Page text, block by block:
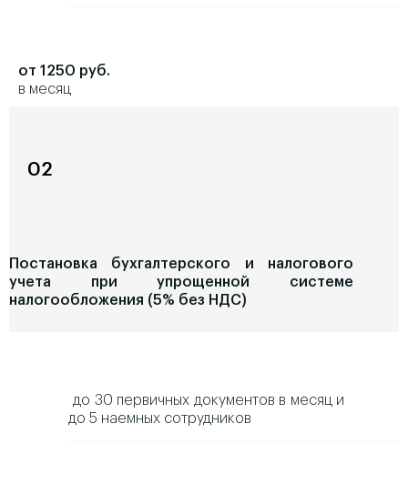
от 1250 руб.
в месяц
02
Постановка бухгалтерского и налогового
учета при упрощенной системе
налогообложения (5% без НДС)
до 30 первичных документов в месяц и
до 5 наемных сотрудников